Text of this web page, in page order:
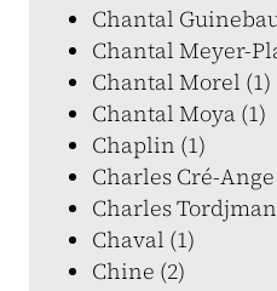
Chantal
Chantal Meyer-
Chantal Morel (1)
Chantal Moya (1)
Chaplin (1)
Charles Cré-Ange
Charles
Chaval (1)
Chine (2)